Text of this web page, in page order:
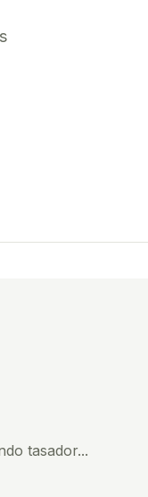
tasador...